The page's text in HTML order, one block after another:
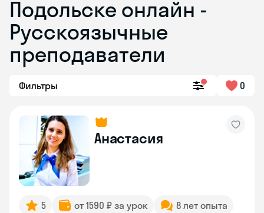
Подольске онлайн -
Русскоязычные
преподаватели
Фильтры 0
Анастасия
5 от 1590 ₽ за урок
8 лет опыта